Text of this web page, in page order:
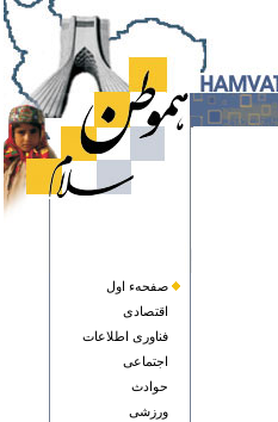
صفحهء اول
اقتصادی
فناوری اطلاعات
اجتماعی
حوادث
ورزشی